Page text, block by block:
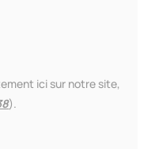
ici sur notre site,
).